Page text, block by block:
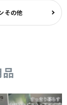
その他